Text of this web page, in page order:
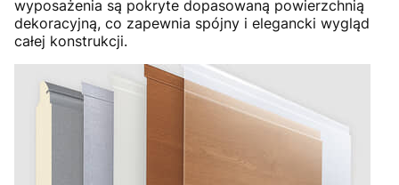
wyposażenia są pokryte dopasowaną powierzchnią
dekoracyjną, co zapewnia spójny i elegancki wygląd
całej konstrukcji.